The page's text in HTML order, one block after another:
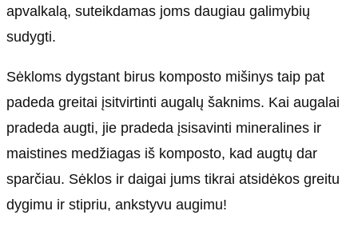
apvalkalą, suteikdamas joms daugiau galimybių
sudygti.
Sėkloms dygstant birus komposto mišinys taip pat
padeda greitai įsitvirtinti augalų šaknims. Kai augalai
pradeda augti, jie pradeda įsisavinti mineralines ir
maistines medžiagas iš komposto, kad augtų dar
sparčiau. Sėklos ir daigai jums tikrai atsidėkos greitu
dygimu ir stipriu, ankstyvu augimu!